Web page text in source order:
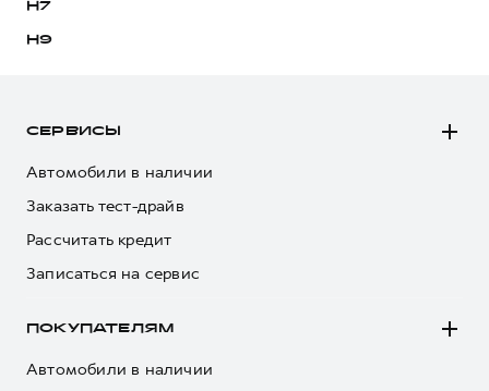
H7
H9
СЕРВИСЫ
Автомобили в наличии
Заказать тест-драйв
Рассчитать кредит
Записаться на сервис
ПОКУПАТЕЛЯМ
Автомобили в наличии